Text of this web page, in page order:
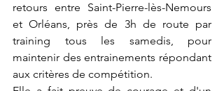
retours entre Saint-Pierre-lès-Nemours
et Orléans, près de 3h de route par
training tous les samedis, pour
maintenir des entrainements répondant
aux critères de compétition.